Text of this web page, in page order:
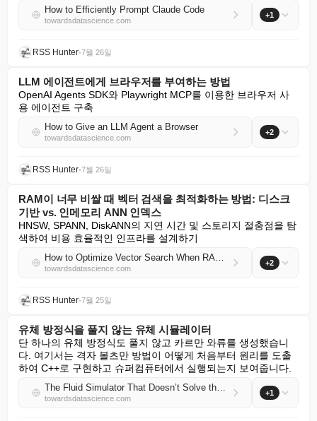
How to Efficiently Prompt Claude Code
towardsdatascience.com
+1
RSS Hunter•7월 26일
LLM 에이전트에게 브라우저를 부여하는 방법
OpenAI Agents SDK와 Playwright MCP를 이용한 브라우저 사
용 에이전트 구축
How to Give an LLM Agent a Browser
towardsdatascience.com
+2
RSS Hunter•7월 26일
RAM이 너무 비쌀 때 벡터 검색을 최적화하는 방법: 디스크
기반 vs. 인메모리 ANN 인덱스
HNSW, SPANN, DiskANN의 지연 시간 및 스토리지 절충점을 탐
색하여 비용 효율적인 인프라를 설계하기
How to Optimize Vector Search When RAM Gets Too Expensive: On-Disk vs. In-Memory ANN Indexes
towardsdatascience.com
+2
RSS Hunter•7월 25일
유체 방정식을 풀지 않는 유체 시뮬레이터
단 하나의 유체 방정식도 풀지 않고 카르만 와류를 생성했습니
다. 여기서는 격자 볼츠만 방법이 어떻게 처음부터 원리를 도출
하여 C++로 구현하고 슈퍼컴퓨터에서 실행되는지 보여줍니다.
The Fluid Simulator That Doesn’t Solve the Fluid Equations
towardsdatascience.com
+1